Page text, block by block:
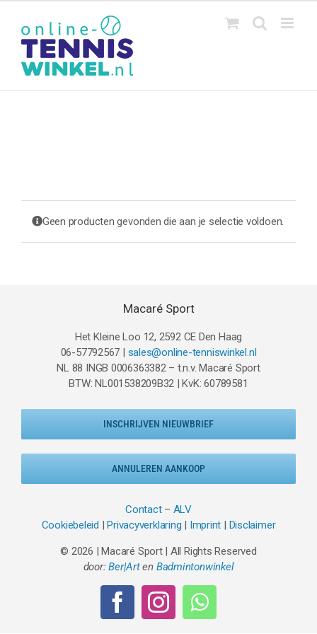
inhoud
Geen producten gevonden die aan je selectie voldoen.
Macaré Sport
Het Kleine Loo 12, 2592 CE Den Haag
06-57792567 | sales@online-tenniswinkel.nl
NL 88 INGB 0006363382 – t.n.v. Macaré Sport
BTW: NL001538209B32 | KvK: 60789581
INSCHRIJVEN NIEUWBRIEF
ANNULEREN AANKOOP
Contact– ALV
Cookiebeleid |Privacyverklaring | Imprint | Disclaimer
© 2026 | Macaré Sport | All Rights Reserved
door:Ber|Arten Badmintonwinkel